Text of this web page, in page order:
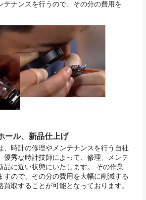
テナンスを行うので、その分の費用を
ール、新品仕上げ
、時計の修理やメンテナンスを行う自社
優秀な時計技師によって、修理、メンテ
品に近い状態にいたします。 その作業
すので、その分の費用を大幅に削減する
買取することが可能となっております。